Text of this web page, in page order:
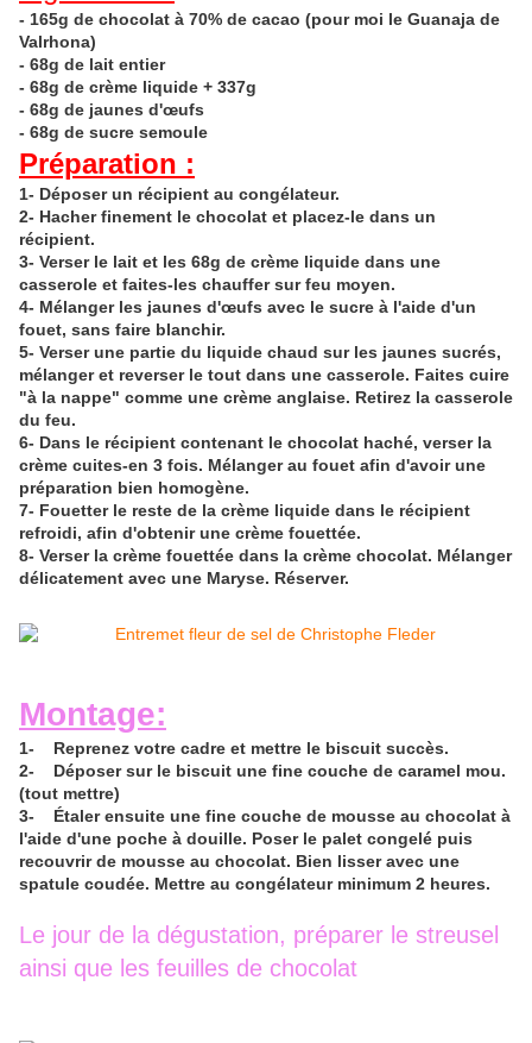
- 165g de chocolat à 70% de cacao (pour moi le Guanaja de
Valrhona)
- 68g de lait entier
- 68g de crème liquide + 337g
- 68g de jaunes d'œufs
- 68g de sucre semoule
Préparation :
1- Déposer un récipient au congélateur.
2- Hacher finement le chocolat et placez-le dans un
récipient.
3- Verser le lait et les 68g de crème liquide dans une
casserole et faites-les chauffer sur feu moyen.
4- Mélanger les jaunes d'œufs avec le sucre à l'aide d'un
fouet, sans faire blanchir.
5- Verser une partie du liquide chaud sur les jaunes sucrés,
mélanger et reverser le tout dans une casserole. Faites cuire
"à la nappe" comme une crème anglaise. Retirez la casserole
du feu.
6- Dans le récipient contenant le chocolat haché, verser la
crème cuites-en 3 fois. Mélanger au fouet afin d'avoir une
préparation bien homogène.
7- Fouetter le reste de la crème liquide dans le récipient
refroidi, afin d'obtenir une crème fouettée.
8- Verser la crème fouettée dans la crème chocolat. Mélanger
délicatement avec une Maryse. Réserver.
Montage:
1- Reprenez votre cadre et mettre le biscuit succès.
2- Déposer sur le biscuit une fine couche de caramel mou.
(tout mettre)
3- Étaler ensuite une fine couche de mousse au chocolat à
l'aide d'une poche à douille. Poser le palet congelé puis
recouvrir de mousse au chocolat. Bien lisser avec une
spatule coudée. Mettre au congélateur minimum 2 heures.
Le jour de la dégustation, préparer le streusel
ainsi que les feuilles de chocolat